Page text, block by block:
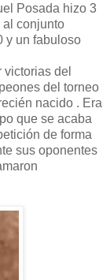
Posada hizo 3
al conjunto
y un fabuloso
del
del torneo
nacido . Era
que se acaba
de forma
sus oponentes